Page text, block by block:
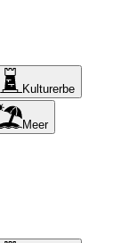
Kulturerbe
Meer